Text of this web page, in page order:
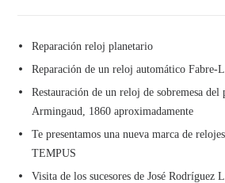
Reparación reloj planetario
Reparación de un reloj automático Fabre-
Restauración de un reloj de sobremesa
Armingaud, 1860 aproximadamente
Te presentamos una nueva marca de
TEMPUS
Visita de los sucesores de José Rodríguez